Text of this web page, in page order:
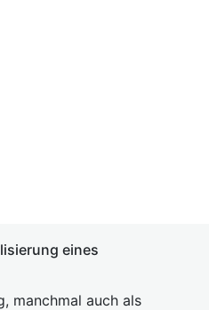
eines
manchmal auch als